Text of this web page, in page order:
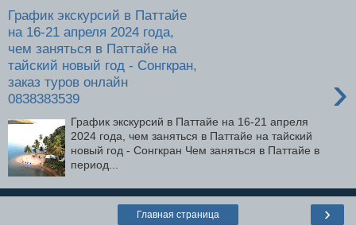
График экскурсий в Паттайе
на 16-21 апреля 2024 года,
чем заняться в Паттайе на
тайский новый год - Сонгкран,
заказ туров онлайн
0838383539
›
График экскурсий в Паттайе на 16-21 апреля
2024 года, чем заняться в Паттайе на тайский
новый год - Сонгкран Чем заняться в Паттайе в
период...
›
Главная страница